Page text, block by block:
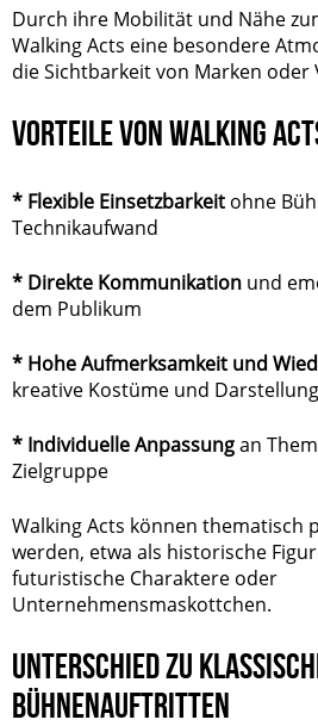
Durch ihre Mobilität und Nähe
Walking Acts eine besondere
die Sichtbarkeit von Marken oder
VORTEILE VON WALKING
* Flexible Einsetzbarkeit ohne
Technikaufwand
* Direkte Kommunikation und
dem Publikum
* Hohe Aufmerksamkeit und
kreative Kostüme und
* Individuelle Anpassungan
Zielgruppe
Walking Acts können thematisch
werden, etwa als historische
futuristische Charaktere oder
Unternehmensmaskottchen.
UNTERSCHIED ZU
BÜHNENAUFTRITTEN